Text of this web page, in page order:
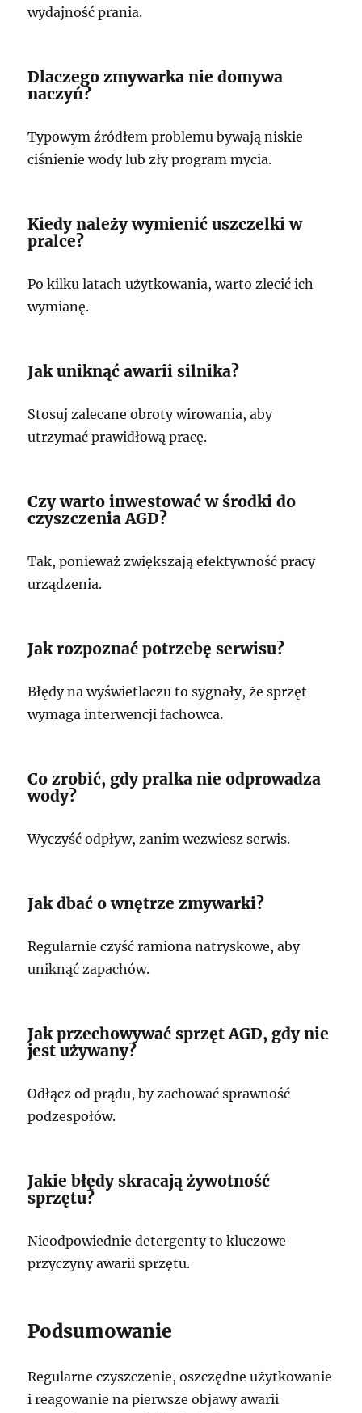
wydajność prania.
Dlaczego zmywarka nie domywa
naczyń?
Typowym źródłem problemu bywają niskie
ciśnienie wody lub zły program mycia.
Kiedy należy wymienić uszczelki w
pralce?
Po kilku latach użytkowania, warto zlecić ich
wymianę.
Jak uniknąć awarii silnika?
Stosuj zalecane obroty wirowania, aby
utrzymać prawidłową pracę.
Czy warto inwestować w środki do
czyszczenia AGD?
Tak, ponieważ zwiększają efektywność pracy
urządzenia.
Jak rozpoznać potrzebę serwisu?
Błędy na wyświetlaczu to sygnały, że sprzęt
wymaga interwencji fachowca.
Co zrobić, gdy pralka nie odprowadza
wody?
Wyczyść odpływ, zanim wezwiesz serwis.
Jak dbać o wnętrze zmywarki?
Regularnie czyść ramiona natryskowe, aby
uniknąć zapachów.
Jak przechowywać sprzęt AGD, gdy nie
jest używany?
Odłącz od prądu, by zachować sprawność
podzespołów.
Jakie błędy skracają żywotność
sprzętu?
Nieodpowiednie detergenty to kluczowe
przyczyny awarii sprzętu.
Podsumowanie
Regularne czyszczenie, oszczędne użytkowanie
i reagowanie na pierwsze objawy awarii